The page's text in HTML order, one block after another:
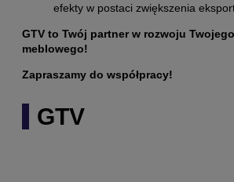
efekty w postaci zwiększenia
GTV to Twój partner w rozwoju
meblowego!
Zapraszamy do współpracy!
GTV